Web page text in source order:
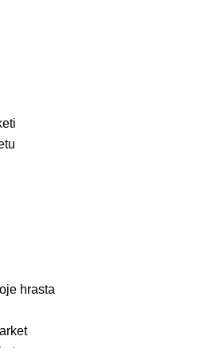
hrasta